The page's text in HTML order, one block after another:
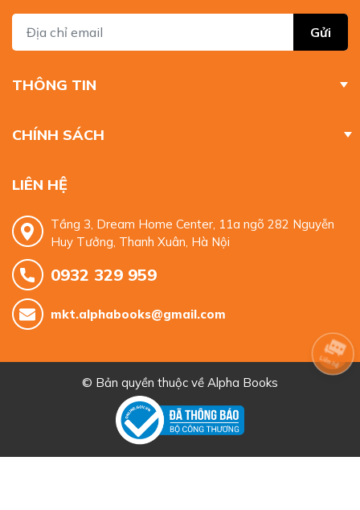
Gửi
THÔNG TIN
CHÍNH SÁCH
LIÊN HỆ
Tầng 3, Dream Home Center, 11a ngõ 282 Nguyễn
Huy Tưởng, Thanh Xuân, Hà Nội
0932 329 959
mkt.alphabooks@gmail.com
© Bản quyền thuộc về Alpha Books